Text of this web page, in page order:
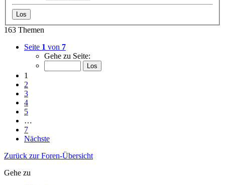
163 Themen
Seite 1 von 7
Gehe zu Seite:
1
2
3
4
5
…
7
Nächste
Zurück zur Foren-Übersicht
Gehe zu